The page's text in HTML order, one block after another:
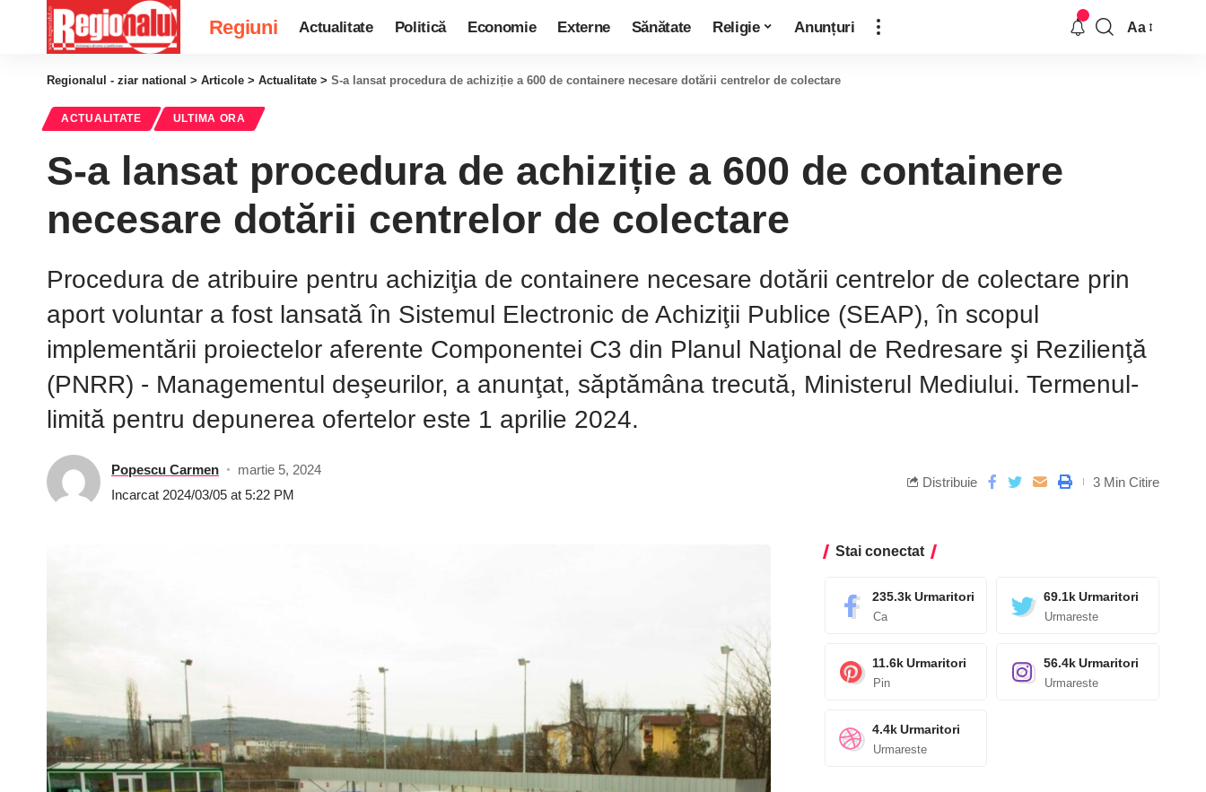
Regiuni Actualitate Politică Economie Externe Sănătate Religie Anunțuri Aa
Regionalul - ziar national > Articole > Actualitate > S-a lansat procedura de achiziție a 600 de containere necesare dotării centrelor de colectare
ACTUALITATE ULTIMA ORA
S-a lansat procedura de achiziție a 600 de containere
necesare dotării centrelor de colectare
Procedura de atribuire pentru achiziţia de containere necesare dotării centrelor de colectare prin
aport voluntar a fost lansată în Sistemul Electronic de Achiziţii Publice (SEAP), în scopul
implementării proiectelor aferente Componentei C3 din Planul Naţional de Redresare şi Rezilienţă
(PNRR) - Managementul deşeurilor, a anunţat, săptămâna trecută, Ministerul Mediului. Termenul-
limită pentru depunerea ofertelor este 1 aprilie 2024.
Popescu Carmen
martie 5, 2024
Incarcat 2024/03/05 at 5:22 PM
Distribuie 3 Min Citire
Stai conectat
235.3k Urmaritori
Ca
69.1k Urmaritori
Urmareste
11.6k Urmaritori
Pin
56.4k Urmaritori
Urmareste
4.4k Urmaritori
Urmareste